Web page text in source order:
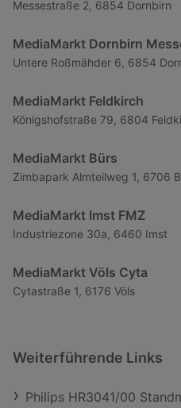
Messestraße 2, 6854 Dornbirn
MediaMarkt Dornbirn
Untere Roßmähder 6, 6854
MediaMarkt Feldkirch
Königshofstraße 79, 6804
MediaMarkt Bürs
Zimbapark Almteilweg 1, 6706
MediaMarkt Imst FMZ
Industriezone 30a, 6460 Imst
MediaMarkt Völs Cyta
Cytastraße 1, 6176 Völs
Weiterführende Links
Philips HR3041/00